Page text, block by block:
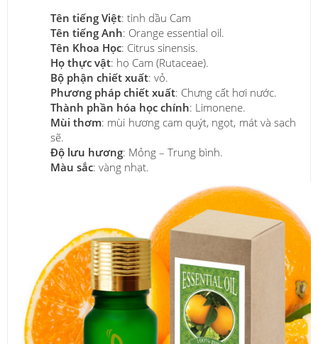
Tên tiếng Việt: tinh dầu Cam
Tên tiếng Anh: Orange essential oil.
Tên Khoa Học: Citrus sinensis.
Họ thực vật: họ Cam (Rutaceae).
Bộ phận chiết xuất: vỏ.
Phương pháp chiết xuất: Chưng cất hơi nước.
Thành phần hóa học chính: Limonene.
Mùi thơm: mùi hương cam quýt, ngọt, mát và sạch
sẽ.
Độ lưu hương: Mỏng – Trung bình.
Màu sắc: vàng nhạt.